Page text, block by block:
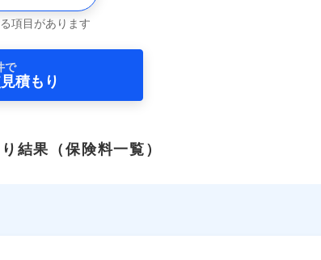
項目があります
で
積もり
結果 （保険料一覧）